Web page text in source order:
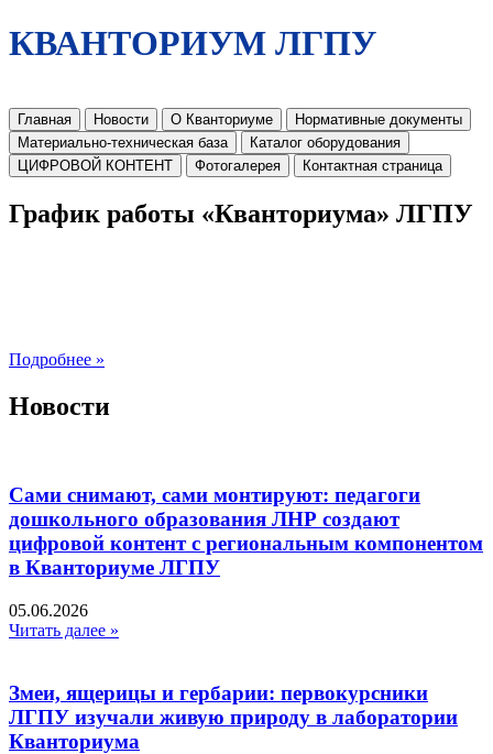
КВАНТОРИУМ ЛГПУ
Главная Новости О Кванториуме
Нормативные документы
Материально-техническая база
Каталог оборудования
ЦИФРОВОЙ КОНТЕНТ
Фотогалерея Контактная страница
График работы «Кванториума» ЛГПУ
Подробнее »
Новости
Сами снимают, сами монтируют: педагоги
дошкольного образования ЛНР создают
цифровой контент с региональным компонентом
в Кванториуме ЛГПУ​
05.06.2026
Читать далее »
Змеи, ящерицы и гербарии: первокурсники
ЛГПУ изучали живую природу в лаборатории
Кванториума